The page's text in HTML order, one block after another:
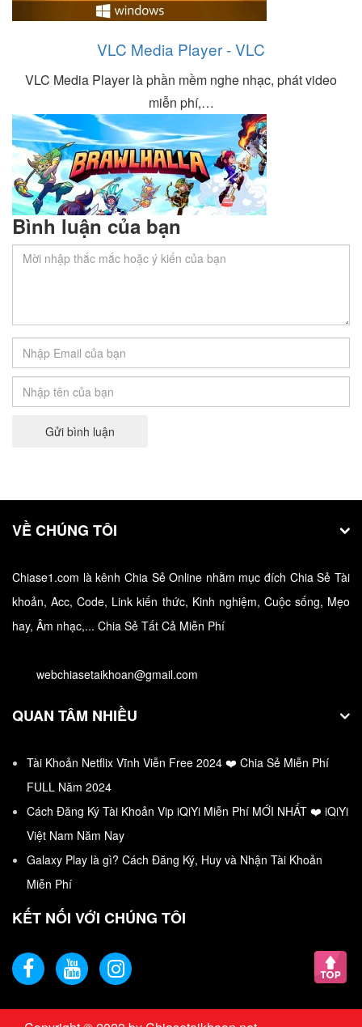
VLC Media Player - VLC
VLC Media Player là phần mềm nghe nhạc, phát video
miễn phí,…
chiến đấu sử thi miễn phí
Brawlhalla là tựa game chiến đấu 2D hoàn toàn miễn
Hướng dẫn Download và cài đặt Bandicam
Full Crack 2020
của Wíndows hỗ…
Bình luận của bạn
Gửi bình luận
VỀ CHÚNG TÔI
Chiase1.com là kênh Chia Sẻ Online nhằm mục đích Chia Sẻ Tài
khoản, Acc, Code, Link kiến thức, Kinh nghiệm, Cuộc sống, Mẹo
hay, Âm nhạc,... Chia Sẻ Tất Cả Miễn Phí
webchiasetaikhoan@gmail.com
QUAN TÂM NHIỀU
Tài Khoản Netflix Vĩnh Viễn Free 2024 ❤️ Chia Sẻ Miễn Phí
FULL Năm 2024
Cách Đăng Ký Tài Khoản Vip iQiYi Miễn Phí MỚI NHẤT ❤️ iQiYi
Việt Nam Năm Nay
Galaxy Play là gì? Cách Đăng Ký, Huy và Nhận Tài Khoản
Miễn Phí
KẾT NỐI VỚI CHÚNG TÔI